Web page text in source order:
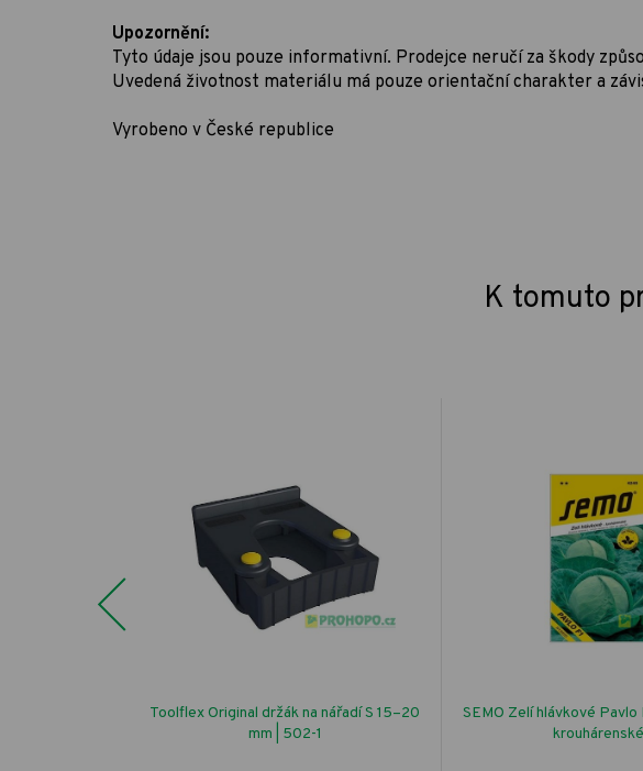
Upozornění:
Tyto údaje jsou pouze informativní. Prodejce neručí za škody
Uvedená životnost materiálu má pouze orientační charakter a
Vyrobeno v České republice
K tomuto
Previous
Toolflex Original držák na nářadí S 15–20
mm | 502-1
SEMO Zelí hlávkové Pavlo
krouhárenské